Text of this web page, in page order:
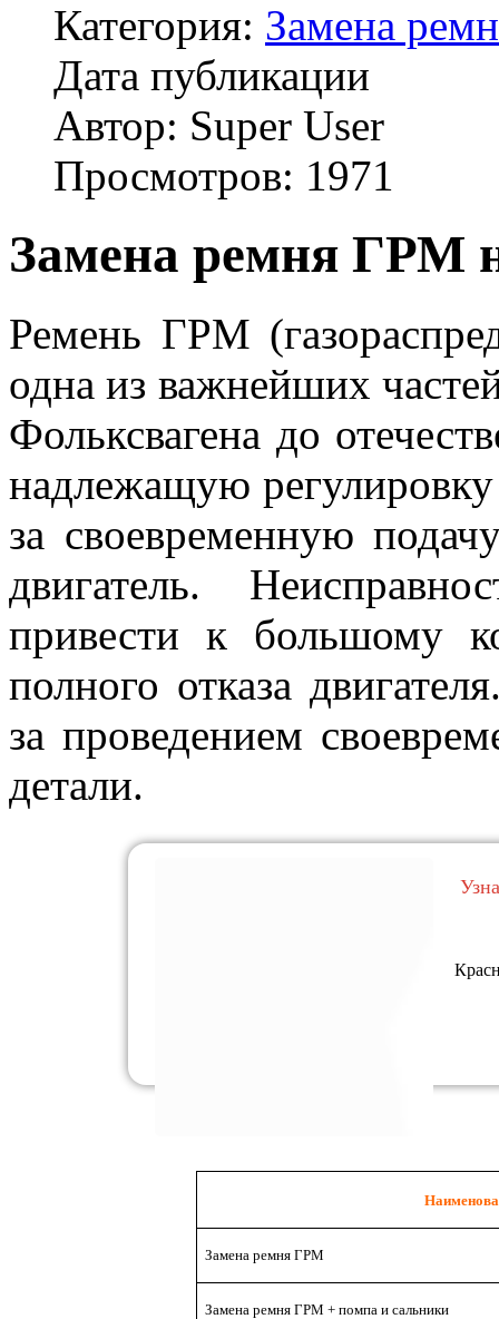
Категория: Замена
Дата публикации
Автор: Super User
Просмотров: 1971
Замена ремня ГРМ
Ремень ГРМ
одна из важнейших
Фольксвагена до
надлежащую регулировку
за своевременную
двигатель.
привести к большому
полного отказа
за проведением
детали.
Замена ремня ГРМ
Замена ремня ГРМ + помпа и сальники